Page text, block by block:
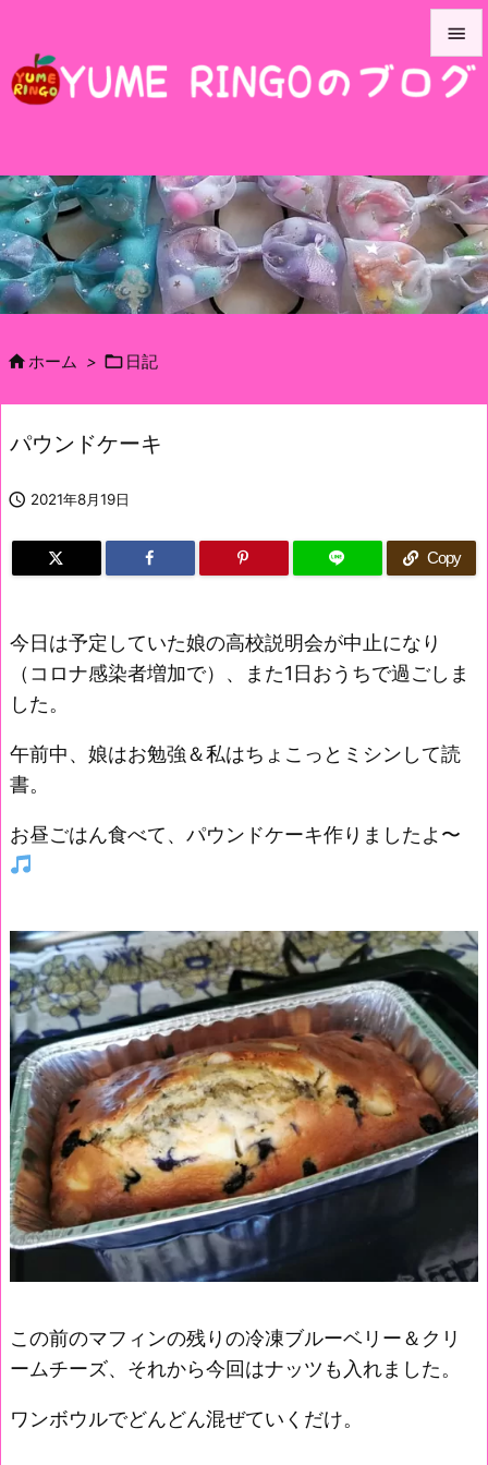



前へ

次へ

ホーム >  日記
パウンドケーキ
 2021年8月19日
Copy
今日は予定していた娘の高校説明会が中止になり
（コロナ感染者増加で）、また1日おうちで過ごしま
した。
午前中、娘はお勉強＆私はちょこっとミシンして読
書。
お昼ごはん食べて、パウンドケーキ作りましたよ〜
この前のマフィンの残りの冷凍ブルーベリー＆クリ
ームチーズ、それから今回はナッツも入れました。
ワンボウルでどんどん混ぜていくだけ。